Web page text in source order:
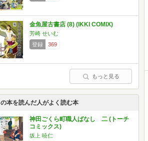
金魚屋古書店 (8) (IKKI COMIX)
芳崎 せいむ
登録
369
もっと見る
本を読んだ人がよく読む本
神田ごくら町職人ばなし 二 (トーチ
コミックス)
坂上 暁仁